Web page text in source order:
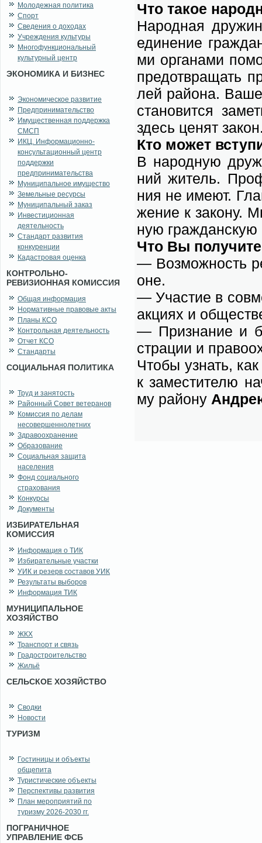
Молодежная политика
Спорт
Сведения о доходах
Учреждения культуры
Многофункциональный
культурный центр
ЭКОНОМИКА И БИЗНЕС
Экономическое развитие
Предпринимательство
Имущественная поддержка
СМСП
ИКЦ. Информационно-
консультационный центр
поддержки
предпринимательства
Муниципальное имущество
Земельные ресурсы
Муниципальный заказ
Инвестиционная
деятельность
Стандарт развития
конкуренции
Кадастровая оценка
КОНТРОЛЬНО-
РЕВИЗИОННАЯ КОМИССИЯ
Общая информация
Нормативные правовые акты
Планы КСО
Контрольная деятельность
Отчет КСО
Стандарты
СОЦИАЛЬНАЯ ПОЛИТИКА
Труд и занятость
Районный Совет ветеранов
Комиссия по делам
несовершеннолетних
Здравоохранение
Образование
Социальная защита
населения
Фонд социального
страхования
Конкурсы
Документы
ИЗБИРАТЕЛЬНАЯ
КОМИССИЯ
Информация о ТИК
Избирательные участки
УИК и резерв составов УИК
Результаты выборов
Информация ТИК
МУНИЦИПАЛЬНОЕ
ХОЗЯЙСТВО
ЖКХ
Транспорт и связь
Градостроительство
Жильё
СЕЛЬСКОЕ ХОЗЯЙСТВО
Сводки
Новости
ТУРИЗМ
Гостиницы и объекты
общепита
Туристические объекты
Перспективы развития
План мероприятий по
туризму 2026-2030 гг.
ПОГРАНИЧНОЕ
УПРАВЛЕНИЕ ФСБ
Что та­кое
На­род­ная
еди­не­ние
ми ор­га­на­ми
предот­вра­щать
лей рай­о­на. Ва­ше
ста­но­вит­ся
здесь це­нят
Кто мо­жет
В на­род­ную
ний жи­тель.
ния не име­ют.
же­ние к за­ко­ну.
ную
Что Вы
— Воз­мож­ность
оне.
— Уча­стие в
ак­ци­ях и
— При­зна­ние и
стра­ции и
Чтобы узнать,
к за­ме­сти­те­лю
му рай­о­ну